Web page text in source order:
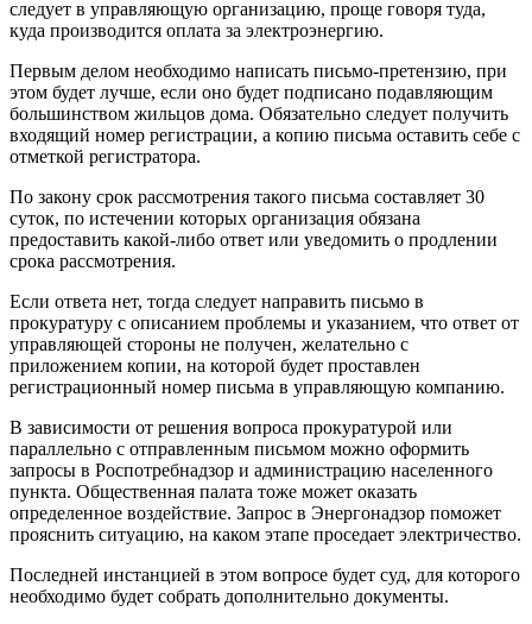
следует в управляющую организацию, проще говоря туда,
куда производится оплата за электроэнергию.
Первым делом необходимо написать письмо-претензию, при
этом будет лучше, если оно будет подписано подавляющим
большинством жильцов дома. Обязательно следует получить
входящий номер регистрации, а копию письма оставить себе с
отметкой регистратора.
По закону срок рассмотрения такого письма составляет 30
суток, по истечении которых организация обязана
предоставить какой-либо ответ или уведомить о продлении
срока рассмотрения.
Если ответа нет, тогда следует направить письмо в
прокуратуру с описанием проблемы и указанием, что ответ от
управляющей стороны не получен, желательно с
приложением копии, на которой будет проставлен
регистрационный номер письма в управляющую компанию.
В зависимости от решения вопроса прокуратурой или
параллельно с отправленным письмом можно оформить
запросы в Роспотребнадзор и администрацию населенного
пункта. Общественная палата тоже может оказать
определенное воздействие. Запрос в Энергонадзор поможет
прояснить ситуацию, на каком этапе проседает электричество.
Последней инстанцией в этом вопросе будет суд, для которого
необходимо будет собрать дополнительно документы.